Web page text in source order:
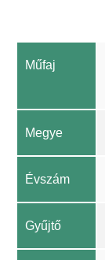
Műfaj
Megye
Évszám
Gyűjtő